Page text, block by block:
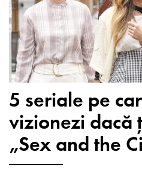
5 seriale pe
vizionezi dacă
„Sex and the